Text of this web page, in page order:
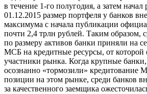
в течение 1-го полугодия, а затем начал
01.12.2015 размер портфеля у банков
максимума с начала публикации
почти 2,4 трлн рублей. Таким образом,
по размеру активов банки приняли на
МСБ на кредитные ресурсы, от которой
участники рынка. Когда крупные
осознанно «тормозили» кредитование
позиции на этом рынке, среди банков
за качественного заемщика